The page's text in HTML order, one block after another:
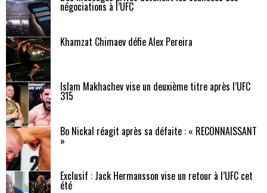
négociations à l’UFC
Khamzat Chimaev défie Alex Pereira
Islam Makhachev vise un deuxième titre après l’UFC
315
Bo Nickal réagit après sa défaite : « RECONNAISSANT
»
Exclusif : Jack Hermansson vise un retour à l’UFC cet
été